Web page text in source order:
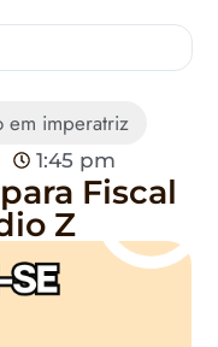
em imperatriz
1:45 pm
Fiscal
Z